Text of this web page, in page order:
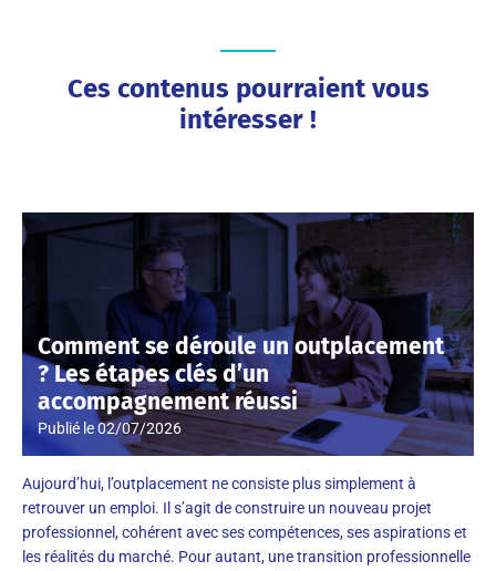
Ces contenus pourraient vous
intéresser !
Comment se déroule un outplacement
? Les étapes clés d’un
accompagnement réussi
Publié le02/07/2026
Aujourd’hui, l’outplacement ne consiste plus simplement à
retrouver un emploi. Il s’agit de construire un nouveau projet
professionnel, cohérent avec ses compétences, ses aspirations et
les réalités du marché. Pour autant, une transition professionnelle